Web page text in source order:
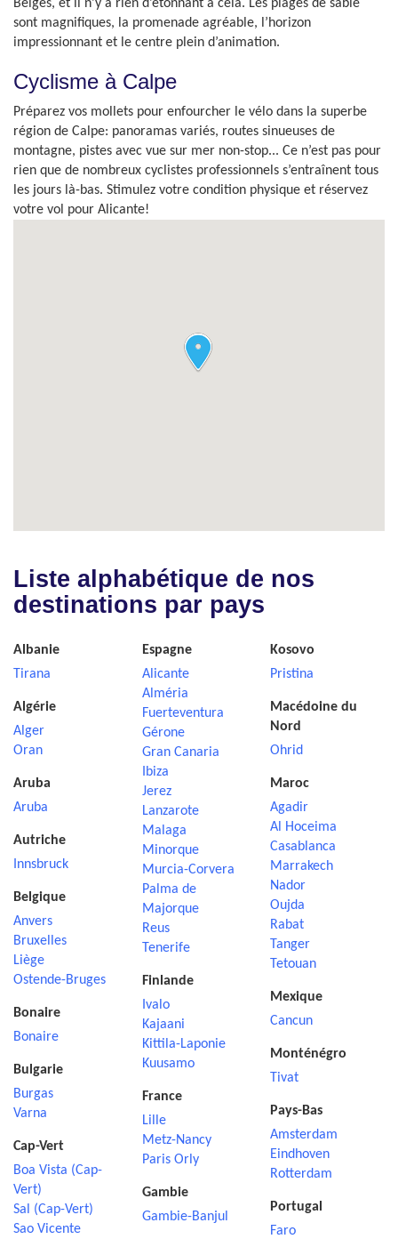
Belges, et il n’y a rien d’étonnant à cela. Les plages de sable
sont magnifiques, la promenade agréable, l’horizon
impressionnant et le centre plein d’animation.
Cyclisme à Calpe
Préparez vos mollets pour enfourcher le vélo dans la superbe
région de Calpe: panoramas variés, routes sinueuses de
montagne, pistes avec vue sur mer non-stop... Ce n’est pas pour
rien que de nombreux cyclistes professionnels s’entraînent tous
les jours là-bas. Stimulez votre condition physique et réservez
votre vol pour Alicante!
Liste alphabétique de nos
destinations par pays
Albanie
Tirana
Algérie
Alger
Oran
Aruba
Aruba
Autriche
Innsbruck
Belgique
Anvers
Bruxelles
Liège
Ostende-Bruges
Bonaire
Bonaire
Bulgarie
Burgas
Varna
Cap-Vert
Boa Vista (Cap-
Vert)
Sal (Cap-Vert)
Sao Vicente
Espagne
Alicante
Alméria
Fuerteventura
Gérone
Gran Canaria
Ibiza
Jerez
Lanzarote
Malaga
Minorque
Murcia-Corvera
Palma de
Majorque
Reus
Tenerife
Finlande
Ivalo
Kajaani
Kittila-Laponie
Kuusamo
France
Lille
Metz-Nancy
Paris Orly
Gambie
Gambie-Banjul
Kosovo
Pristina
Macédoine du
Nord
Ohrid
Maroc
Agadir
Al Hoceima
Casablanca
Marrakech
Nador
Oujda
Rabat
Tanger
Tetouan
Mexique
Cancun
Monténégro
Tivat
Pays-Bas
Amsterdam
Eindhoven
Rotterdam
Portugal
Faro